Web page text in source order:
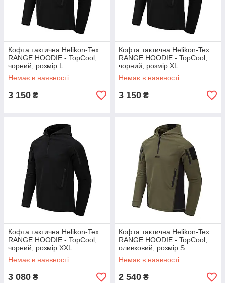
Кофта тактична Helikon-Tex
RANGE HOODIE - TopCool,
чорний, розмір L
Немає в наявності
3 150 ₴
Кофта тактична Helikon-Tex
RANGE HOODIE - TopCool,
чорний, розмір XL
Немає в наявності
3 150 ₴
Кофта тактична Helikon-Tex
RANGE HOODIE - TopCool,
чорний, розмір XXL
Немає в наявності
3 080 ₴
Кофта тактична Helikon-Tex
RANGE HOODIE - TopCool,
оливковий, розмір S
Немає в наявності
2 540 ₴